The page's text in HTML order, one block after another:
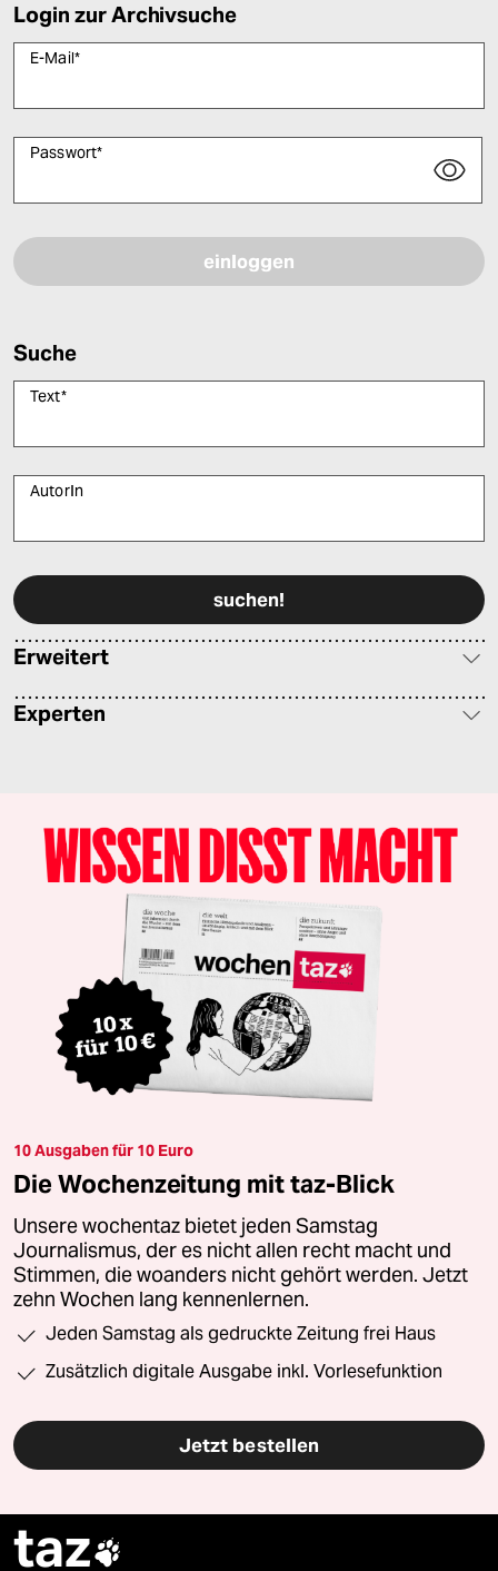
Login zur Archivsuche
E-Mail*
Passwort*
Suche
Text*
AutorIn
Erweitert
Experten
10 Ausgaben für 10 Euro
Die Wochenzeitung mit taz-Blick
Unsere wochentaz bietet jeden Samstag
Journalismus, der es nicht allen recht macht und
Stimmen, die woanders nicht gehört werden. Jetzt
zehn Wochen lang kennenlernen.
Jeden Samstag als gedruckte Zeitung frei Haus
Zusätzlich digitale Ausgabe inkl. Vorlesefunktion
Jetzt bestellen
taz